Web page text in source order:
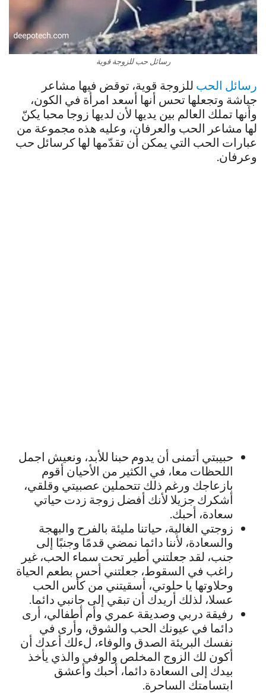
رسائل حب للزوجة قوية
رسائل الحب للزوجة قوية، توقض فيها مشاعر
جياشة وتجعلها تحس أنها أسعد امرأة في الكون،
وأنها تملك العالم بين يديها لأن لديها زوجا محبا يكنّ
لها مشاعر الحب والعرفان، وعليه هذه مجموعة من
عبارات الحب التي يمكن أن تقدّمها لها كرسائل حب
وعرفان.
حبيبتي أتمنى أن يدوم حبنا للأبد، ونعيش اجمل
اللحظات معا، في الكثير من الأحيان أقوم
بازعاجك ورغم ذلك تتحملين عصبيتي وقلقي،
أشكرك جزيلا لأنك أفضل زوجة زدت حياتي
سعادة، أحبك.
زوجتي الغالية، حياتنا مليئة بالفرح والبهجة
والسعادة، لأننا دائما نمضي قدمًا وجنبًا إلى
جنب، لقد جعلتني أطير تحت سماء الحب، غير
راغب في السقوط، جعلتني أحس بطعم الحياة
وحلاوتها يا حلوتي، أسقيتني من كأس الحب
عسلا، لذلك أريدك أن تبقي إلى جانبي دائما.
رفيقة دربي وصديقة عمري وأم أطفالي، أرى
دائما في عيونك الحب والشوق، وأرى في
نفسك البريئة الصدق والوفاء، لءلك أعدك أن
أكون لك الزوج المخلص والوفي والذي يأخذ
بيدك إلى السعادة دائما، أحبك وأعشق
ابتسامتك الساحرة.